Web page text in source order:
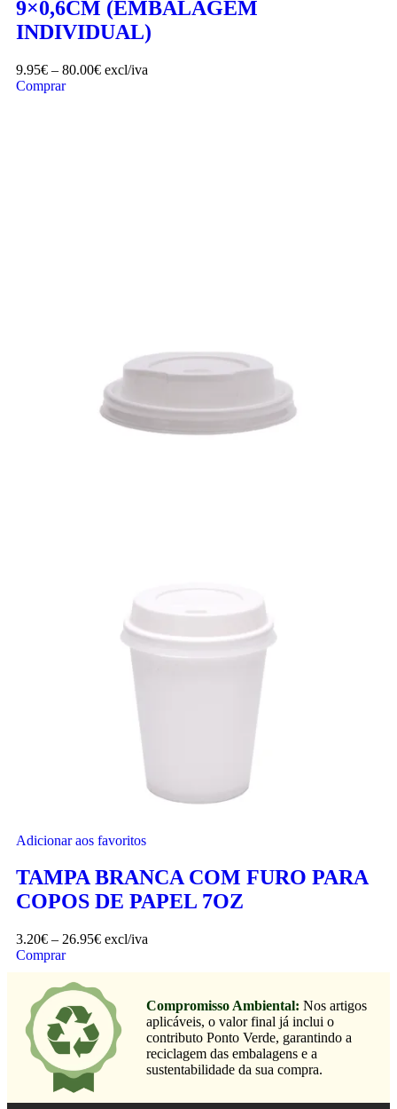
9×0,6CM (EMBALAGEM
INDIVIDUAL)
9.95€ – 80.00€ excl/iva
Comprar
Adicionar aos favoritos
TAMPA BRANCA COM FURO PARA
COPOS DE PAPEL 7OZ
3.20€ – 26.95€ excl/iva
Comprar
Compromisso Ambiental: Nos artigos
aplicáveis, o valor final já inclui o
contributo Ponto Verde, garantindo a
reciclagem das embalagens e a
sustentabilidade da sua compra.